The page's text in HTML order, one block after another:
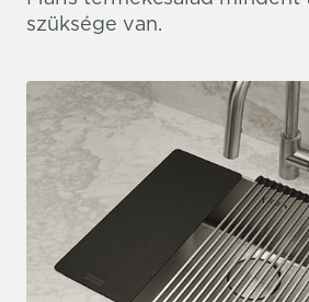
szüksége van.